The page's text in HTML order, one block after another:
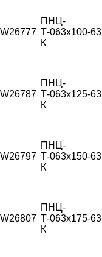
W26777
ПНЦ-
Т-063х100-
К
63
W26787
ПНЦ-
Т-063х125-
К
63
W26797
ПНЦ-
Т-063х150-
К
63
W26807
ПНЦ-
Т-063х175-
К
63